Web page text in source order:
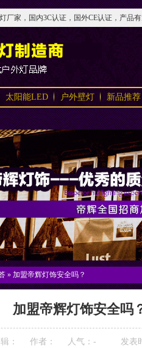
厂家，国内3C认证，国外CE认证，产
太阳能LED 户外壁灯 新品推荐
» 加盟帝辉灯饰安全吗？
加盟帝辉灯饰安全吗
： 作者： 人气： - 发表